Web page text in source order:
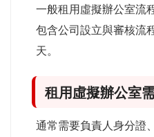
一般租用虛擬辦公室流
包含公司設立與審核流
天。
租用虛擬辦公室
通常需要負責人身分證